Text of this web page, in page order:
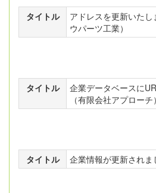
タイトル
アドレスを更新いた
ウパーツ工業）
タイトル
企業データベースに
（有限会社アプローチ）
タイトル 企業情報が更新され